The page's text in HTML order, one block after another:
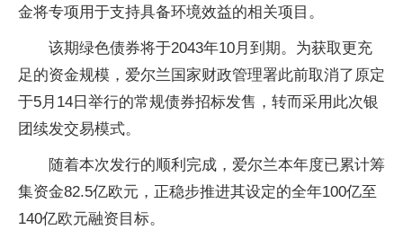
金将专项用于支持具备环境效益的相关项目。
该期绿色债券将于2043年10月到期。为获取更充
足的资金规模，爱尔兰国家财政管理署此前取消了原定
于5月14日举行的常规债券招标发售，转而采用此次银
团续发交易模式。
随着本次发行的顺利完成，爱尔兰本年度已累计筹
集资金82.5亿欧元，正稳步推进其设定的全年100亿至
140亿欧元融资目标。